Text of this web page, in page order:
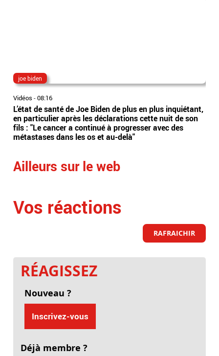
joe biden
Vidéos -08:16
L’état de santé de Joe Biden de plus en plus inquiétant,
en particulier après les déclarations cette nuit de son
fils : "Le cancer a continué à progresser avec des
métastases dans les os et au-delà"
Ailleurs sur le web
Vos réactions
RAFRAICHIR
RÉAGISSEZ
Nouveau ?
Inscrivez-vous
Déjà membre ?